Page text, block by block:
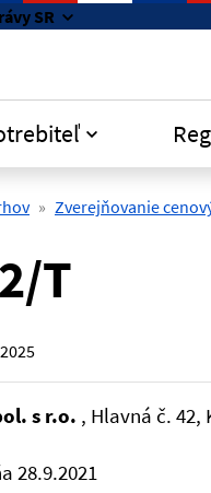
SR
Zverejňovanie
T
s r.o. , Hlavná č.
28.9.2021